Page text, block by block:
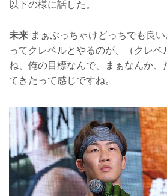
以下の様に話した。
未来 まぁぶっちゃけどっちでも良
ってクレベルとやるのが、（クレ
ね、俺の目標なんで、まぁなんか、
てきたって感じですね。